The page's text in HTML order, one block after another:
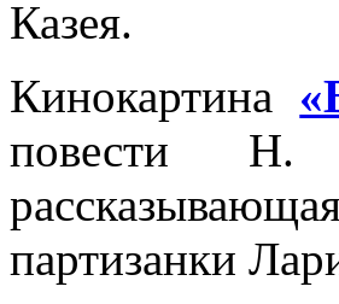
Казея.
Кинокартина
повести Н.
партизанки